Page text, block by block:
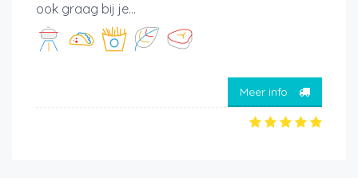
ook graag bij je...
Meer info